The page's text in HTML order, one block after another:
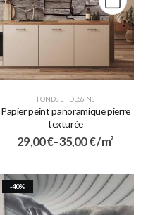
FONDS ET DESSINS
Papier peint panoramique pierre
texturée
29,00€–35,00€/ m²
-40%